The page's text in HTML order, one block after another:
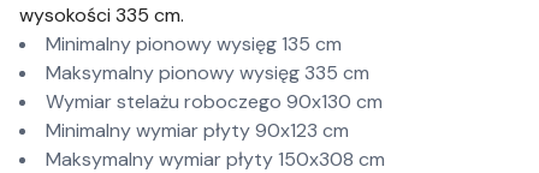
wysokości 335 cm.
Minimalny pionowy wysięg 135 cm
Maksymalny pionowy wysięg 335 cm
Wymiar stelażu roboczego 90x130 cm
Minimalny wymiar płyty 90x123 cm
Maksymalny wymiar płyty 150x308 cm